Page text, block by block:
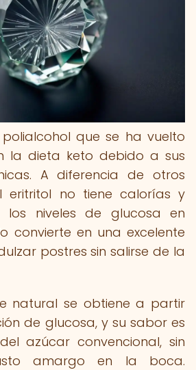
que se ha vuelto
la dieta keto debido a sus
A diferencia de otros
eritritol no tiene calorías y
niveles de glucosa en
convierte en una excelente
postres sin salirse de la
natural se obtiene a partir
de glucosa, y su sabor es
azúcar convencional, sin
amargo en la boca.